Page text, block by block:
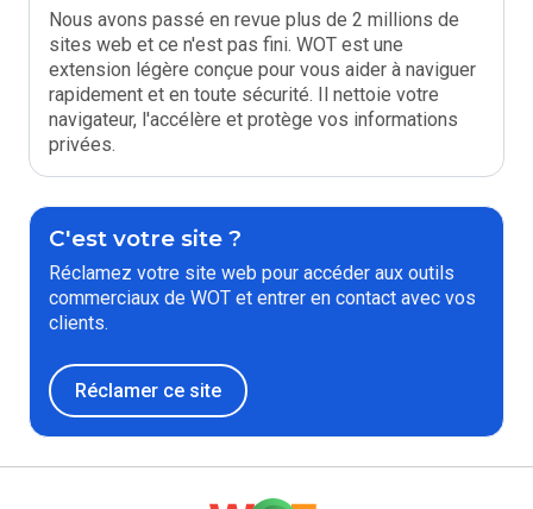
Nous avons passé en revue plus de 2 millions de
sites web et ce n'est pas fini. WOT est une
extension légère conçue pour vous aider à naviguer
rapidement et en toute sécurité. Il nettoie votre
navigateur, l'accélère et protège vos informations
privées.
C'est votre site ?
Réclamez votre site web pour accéder aux outils
commerciaux de WOT et entrer en contact avec vos
clients.
Réclamer ce site